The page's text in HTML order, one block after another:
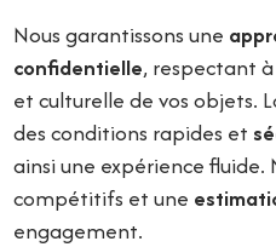
Nous garantissons une
confidentielle, respectant
et culturelle de vos objets.
des conditions rapides et
ainsi une expérience fluide.
compétitifs et une
engagement.